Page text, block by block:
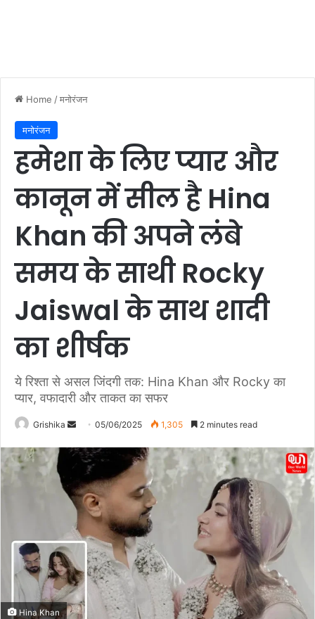
Home /मनोरंजन
मनोरंजन
हमेशा के लिए प्यार और
कानून में सील है Hina
Khan की अपने लंबे
समय के साथी Rocky
Jaiswal के साथ शादी
का शीर्षक
ये रिश्ता से असल जिंदगी तक: Hina Khan और Rocky का
प्यार, वफादारी और ताकत का सफर
Grishika
a
n
e
m
i
l
05/06/2025 1,305 2 minutes read
Hina Khan